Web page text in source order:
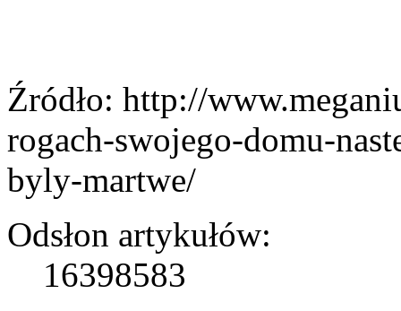
Źródło: http://
rogach-swojego-domu-
byly-martwe/
Odsłon artykułów:
16398583